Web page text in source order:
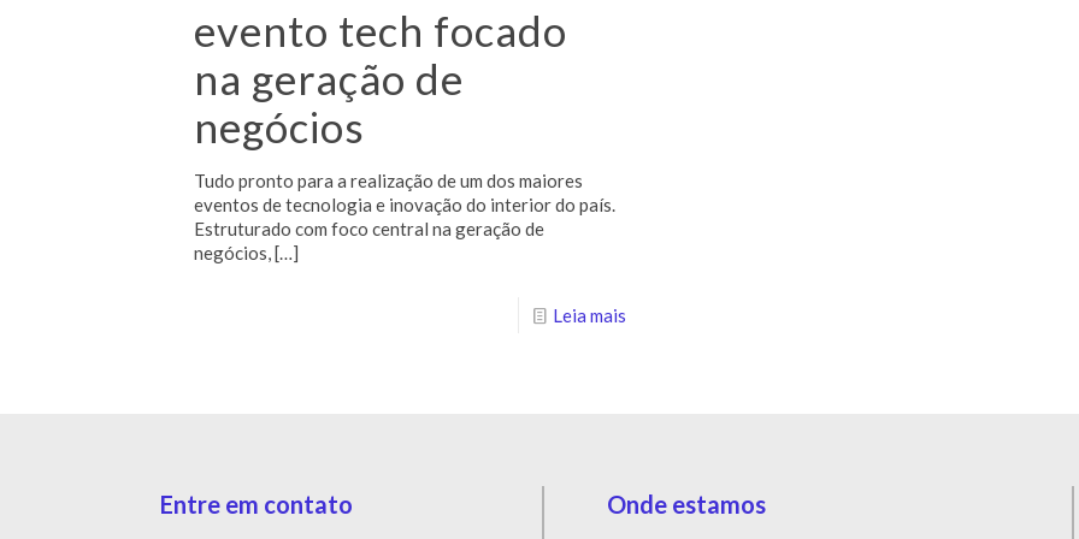
evento tech focado
na geração de
negócios
Tudo pronto para a realização de um dos maiores
eventos de tecnologia e inovação do interior do país.
Estruturado com foco central na geração de
negócios,[…]
Leia mais
Entre em contato Onde estamos